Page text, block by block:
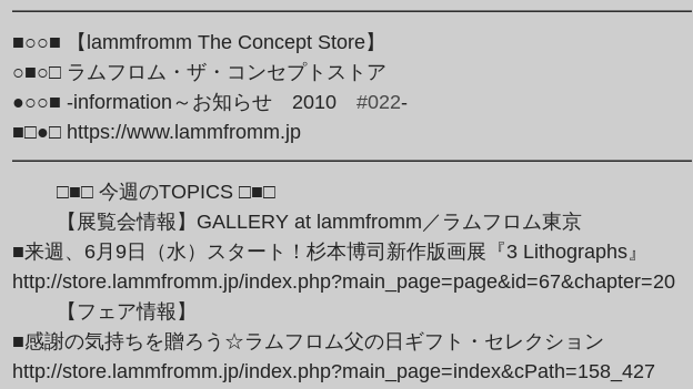
━━━━━━━━━━━━━━━━━━━━━━━━━━━━━━━━━━
■○○■ 【lammfromm The Concept Store】
○■○□ ラムフロム・ザ・コンセプトストア
●○○■ -information～お知らせ　2010 #022-
■□●□ https://www.lammfromm.jp
━━━━━━━━━━━━━━━━━━━━━━━━━━━━━━━━━━
	□■□ 今週のTOPICS □■□
■来週、6月9日（水）スタート！杉本博司新作版画展『3 Lithographs』
http://store.lammfromm.jp/index.php?main_page=page&id=67&chapter=20
■感謝の気持ちを贈ろう☆ラムフロム父の日ギフト・セレクション
http://store.lammfromm.jp/index.php?main_page=index&cPath=158_427